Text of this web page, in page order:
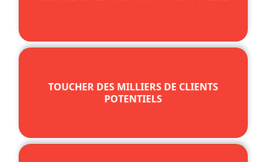
TOUCHER DES MILLIERS DE CLIENTS
POTENTIELS